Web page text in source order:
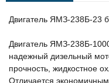
Двигатель ЯМЗ-238Б-23
Двигатель ЯМЗ-238Б-
надежный дизельный
прочность, жидкостное
Отличается